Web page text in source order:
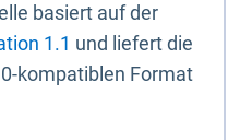
basiert auf der
1.1 und liefert die
kompatiblen Format